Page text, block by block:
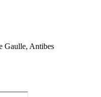
Gaulle, Antibes